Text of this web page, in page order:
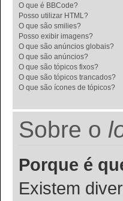
O que é BBCode?
Posso utilizar HTML?
O que são smilies?
Posso exibir imagens?
O que são anúncios globais?
O que são anúncios?
O que são tópicos fixos?
O que são tópicos trancados?
O que são ícones de tópicos?
Sobre o
Porque é
Existem